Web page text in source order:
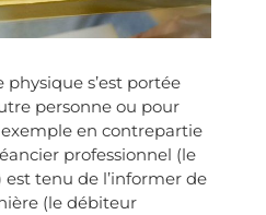
physique s’est portée
personne ou pour
en contrepartie
professionnel (le
tenu de l’informer de
(le débiteur